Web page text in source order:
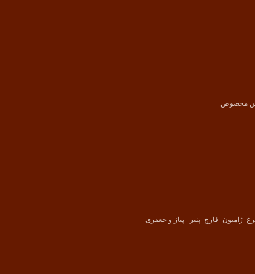
پیاز و جعفری